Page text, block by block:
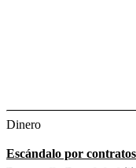
Dinero
Escándalo por